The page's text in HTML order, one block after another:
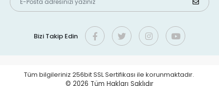
Bizi Takip Edin
Tüm bilgileriniz 256bit SSL Sertifikası ile korunmaktadır.
© 2026 Tüm Hakları Saklıdır